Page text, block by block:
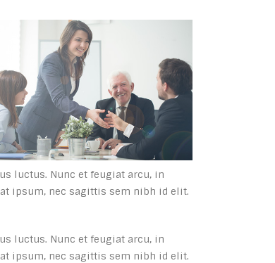
luctus. Nunc et feugiat arcu, in
ipsum, nec sagittis sem nibh id elit.
luctus. Nunc et feugiat arcu, in
ipsum, nec sagittis sem nibh id elit.